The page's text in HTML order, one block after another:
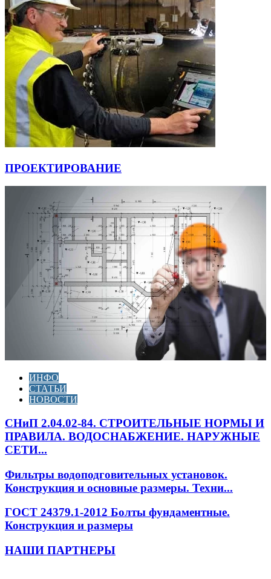
ПРОЕКТИРОВАНИЕ
ИНФО
СТАТЬИ
НОВОСТИ
СНиП 2.04.02-84. СТРОИТЕЛЬНЫЕ НОРМЫ И
ПРАВИЛА. ВОДОСНАБЖЕНИЕ. НАРУЖНЫЕ
СЕТИ...
Фильтры водоподговительных установок.
Конструкция и основные размеры. Техни...
ГОСТ 24379.1-2012 Болты фундаментные.
Конструкция и размеры
НАШИ ПАРТНЕРЫ